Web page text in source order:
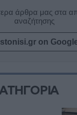
άρθρα μας στα
αναζήτησης
on